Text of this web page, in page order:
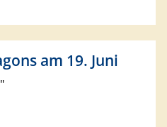
am 19. Juni